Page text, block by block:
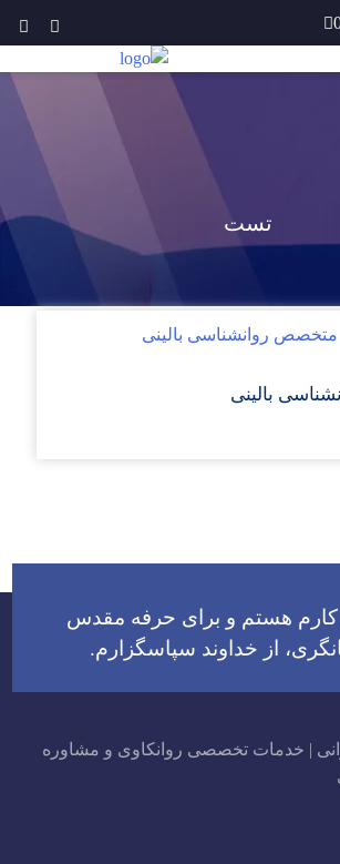
تست
بالینی
هستم و برای حرفه مقدس
از خداوند سپاسگزارم.